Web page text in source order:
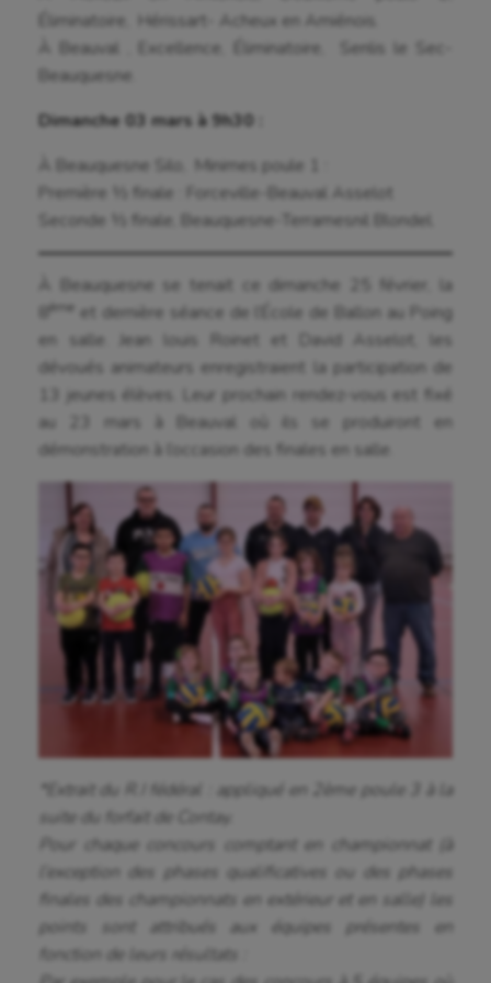
Hippisme
Jeux Olympiques et Paralympiques
Moto
Natation artistique
Outdoor
Paddle
Parkour
Patinage artistique
Pétanque
Plongée
Randonnée / Marche
Roller-derby
Sarbacane
Sauvetage sportif
Sport adapté
Sport handicap
Sport santé
Éliminatoire, Hérissart- Acheux en Amiénois.
À Beauval , Excellence, Éliminatoire, Senlis le Sec-
Beauquesne.
Dimanche 03 mars à 9h30
À Beauquesne Silo, Minimes poule 1 :
Première ½ finale : Forceville-Beauval Asselot
Seconde ½ finale, Beauquesne-Terramesnil Blondel.
À Beauquesne se tenait ce dimanche 25 février, la
ème et dernière séance de l’École de Ballon au Poing
en salle. Jean louis Roinet et David Asselot, les
dévoués animateurs enregistraient la participation de
13 jeunes élèves. Leur prochain rendez-vous est fixé
au 23 mars à Beauval où ils se produiront en
démonstration à l’occasion des finales en salle.
*Extrait du R.I fédéral : appliqué en 2ème poule 3 à la
suite du forfait de Contay.
Pour chaque concours comptant en championnat (à
l’exception des phases qualificatives ou des phases
finales des championnats en extérieur et en salle) les
points sont attribués aux équipes présentes en
fonction de leurs résultats :